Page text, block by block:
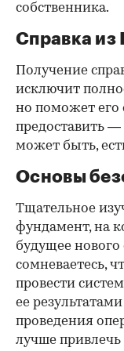
собственника.
Справка
Получение
исключит
но поможет его
предоставить —
может быть,
Основы
Тщательное
фундамент, на
будущее нового
сомневаетесь,
провести
ее
проведения
лучше привлечь